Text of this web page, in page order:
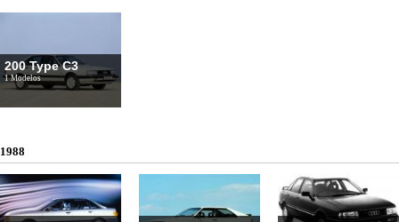
200 Type C3
1 Modelos
1988